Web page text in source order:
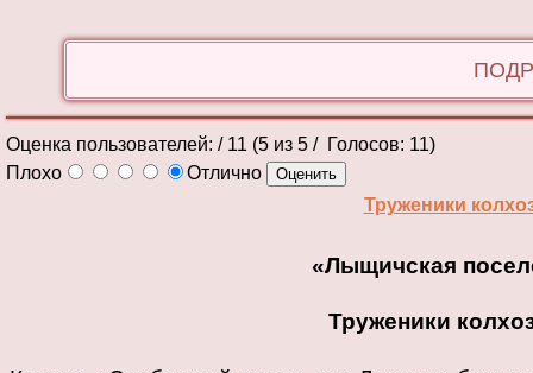
Оценка пользователей: / 11 (5 из 5 / Голосов: 11)
Плохо
Отлично
Труженики
«Лыщичская
Труженики